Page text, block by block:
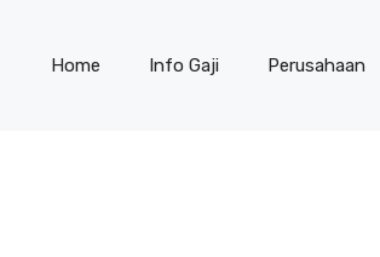
Home Info Gaji Perusahaan